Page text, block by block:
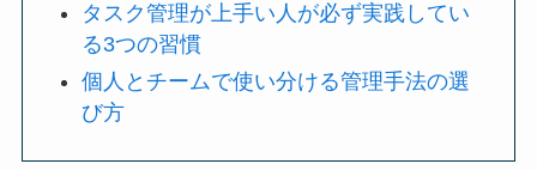
タスク管理が上手い人が必ず実践してい
る3つの習慣
個人とチームで使い分ける管理手法の選
び方